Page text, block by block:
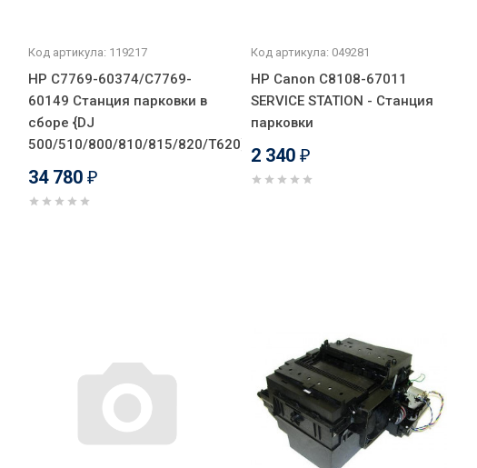
Код артикула: 119217
HP C7769-60374/C7769-
60149 Станция парковки в
сборе {DJ
500/510/800/810/815/820/T620}
34 780 ₽
Код артикула: 049281
HP Canon C8108-67011
SERVICE STATION - Станция
парковки
2 340 ₽